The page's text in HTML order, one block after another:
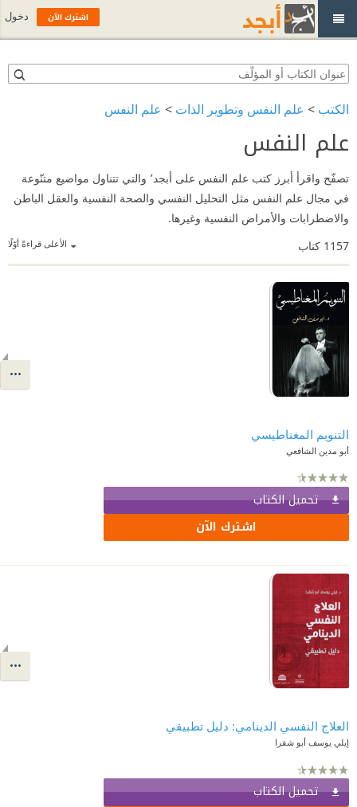
الكتب > علم النفس وتطوير الذات > علم النفس
علم النفس
تصفّح واقرأ أبرز كتب علم النفس على أبجد٬ والتي تتناول مواضيع متنّوعة
في مجال علم النفس مثل التحليل النفسي والصحة النفسية والعقل الباطن
والاضطرابات والأمراض النفسية وغيرها.
الأعلى قراءةً أوّلًا 1157 كتاب
التنويم المغناطيسي
أبو مدين الشافعي
تحميل الكتاب
اشترك الآن
العلاج النفسي الدينامي: دليل تطبيقي
إيلي يوسف أبو شقرا
تحميل الكتاب
اشترك الآن دخول